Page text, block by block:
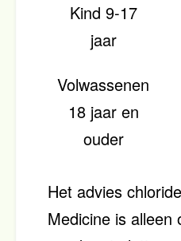
Kind 9-17
jaar
Volwassenen
18 jaar en
ouder
Het advies
Medicine is alleen